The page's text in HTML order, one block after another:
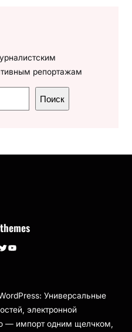
репортажам
Поиск
Twitter YouTube
Универсальные
электронной
— импорт одним щелчком,